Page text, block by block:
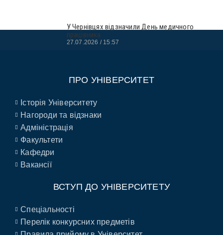
У Чернівцях відзначили День медичного
працівника
27.07.2026 15:57
ПРО УНІВЕРСИТЕТ
Історія Університету
Нагороди та відзнаки
Адміністрація
Факультети
Кафедри
Вакансії
ВСТУП ДО УНІВЕРСИТЕТУ
Спеціальності
Перелік конкурсних предметів